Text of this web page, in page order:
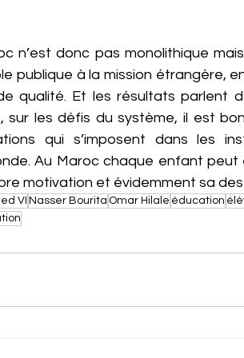
n’est donc pas monolithique
publique à la mission étrangère,
qualité. Et les résultats parlent
sur les défis du système, il est
qui s’imposent dans les
Au Maroc chaque enfant
motivation et évidemment sa
VI Nasser Bourita Omar Hilale éducation